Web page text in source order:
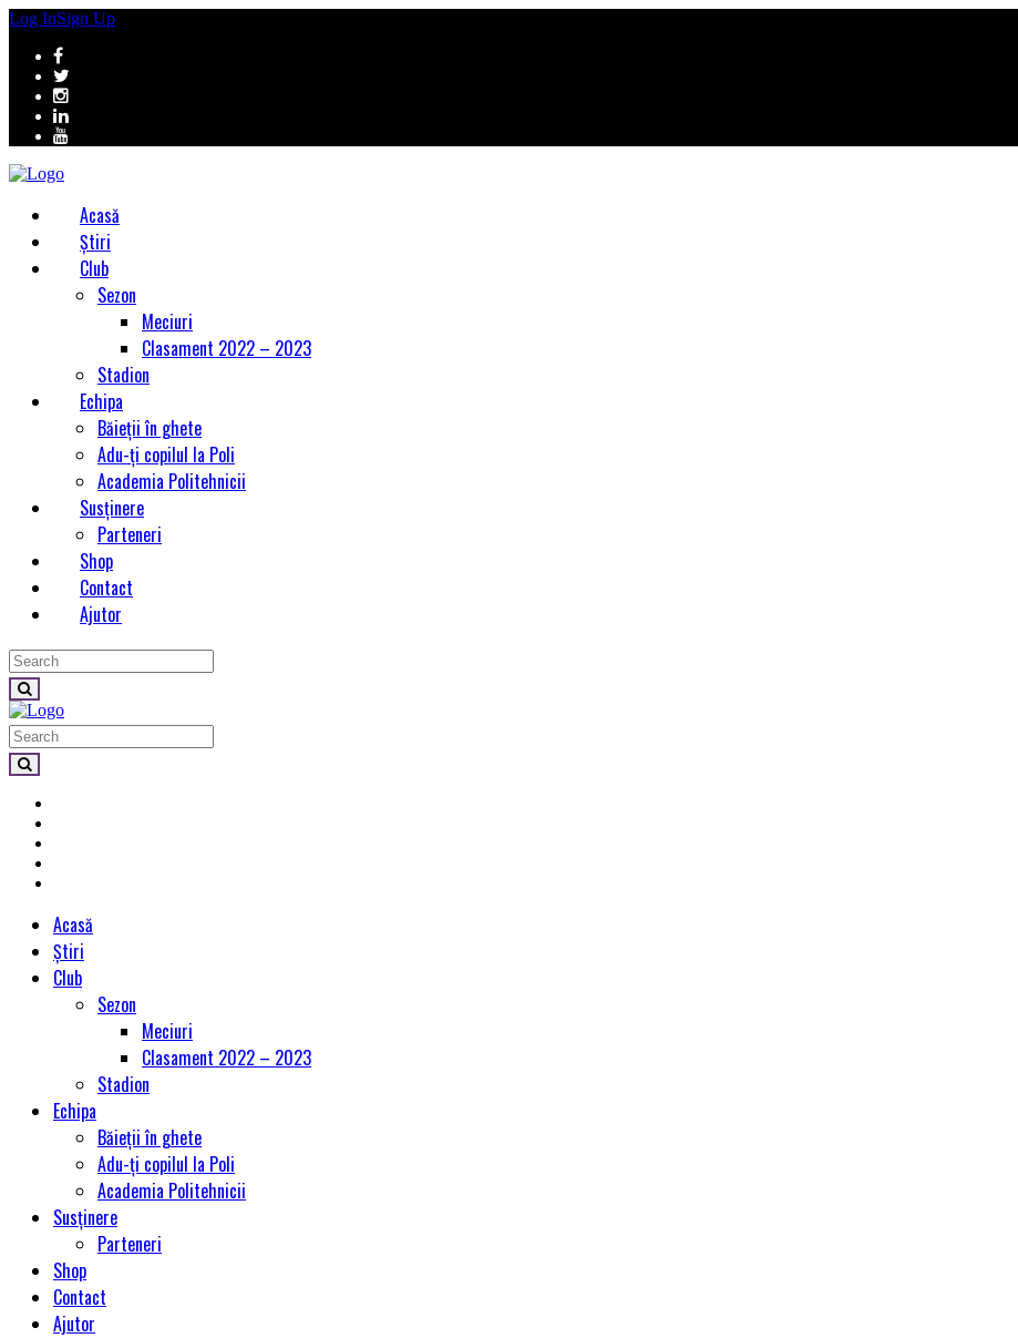
Log InSign Up
Acasă
Știri
Club
Sezon
Meciuri
Clasament 2022 – 2023
Stadion
Echipa
Băieții în ghete
Adu-ți copilul la Poli
Academia Politehnicii
Susținere
Parteneri
Shop
Contact
Ajutor
Acasă
Știri
Club
Sezon
Meciuri
Clasament 2022 – 2023
Stadion
Echipa
Băieții în ghete
Adu-ți copilul la Poli
Academia Politehnicii
Susținere
Parteneri
Shop
Contact
Ajutor